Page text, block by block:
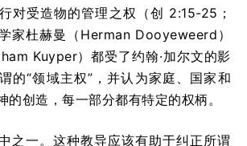
对受造物的管理之权（创 2:15-25；
家杜赫曼（Herman Dooyeweerd）
Kuyper）都受了约翰·加尔文的影
的“领域主权”，并认为家庭、国家和
的创造，每一部分都有特定的权柄。
之一。这种教导应该有助于纠正所谓